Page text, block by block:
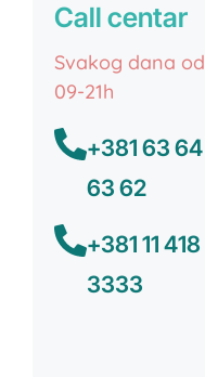
Call centar
Svakog dana od
09-21h
+381 63 64
63 62
+381 11 418
3333